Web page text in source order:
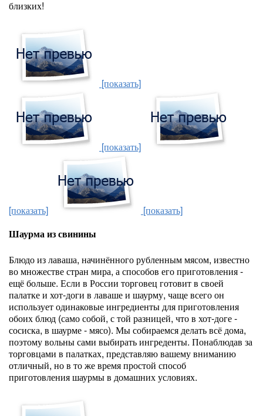
близких!
[показать]
[показать]
[показать]
[показать]
Шаурма из свинины
Блюдо из лаваша, начинённого рубленным мясом, известно
во множестве стран мира, а способов его приготовления -
ещё больше. Если в России торговец готовит в своей
палатке и хот-доги в лаваше и шаурму, чаще всего он
использует одинаковые ингредиенты для приготовления
обоих блюд (само собой, с той разницей, что в хот-доге -
сосиска, в шаурме - мясо). Мы собираемся делать всё дома,
поэтому вольны сами выбирать ингреденты. Понаблюдав за
торговцами в палатках, представляю вашему вниманию
отличный, но в то же время простой способ
приготовления шаурмы в домашних условиях.